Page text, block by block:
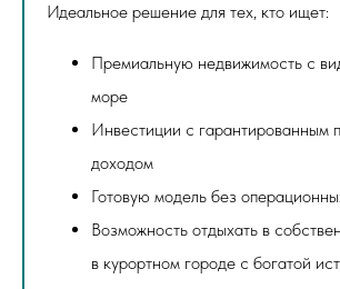
Идеальное решение для тех, кто ищет:
Премиальную недвижимость с
море
Инвестиции с гарантированным
доходом
Готовую модель без
Возможность отдыхать в
в курортном городе с богатой